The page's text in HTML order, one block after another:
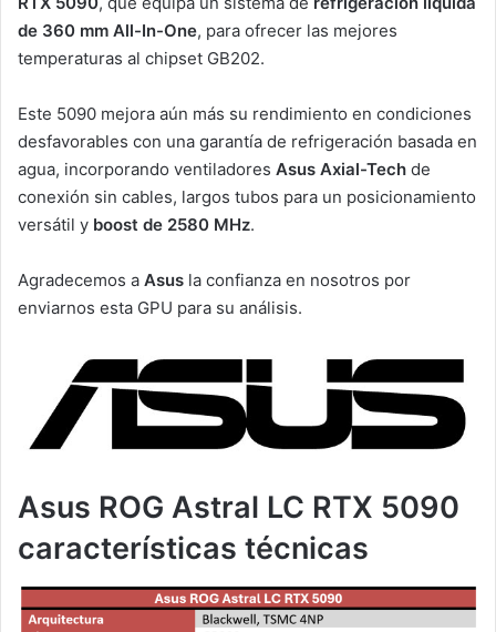
de 360 mm All-In-One, para ofrecer las mejores
temperaturas al chipset GB202.
Este 5090 mejora aún más su rendimiento en condiciones
desfavorables con una garantía de refrigeración basada en
agua, incorporando ventiladores Asus Axial-Tech de
conexión sin cables, largos tubos para un posicionamiento
versátil y boost de 2580 MHz.
Agradecemos a Asus la confianza en nosotros por
enviarnos esta GPU para su análisis.
Asus ROG Astral LC RTX 5090
características técnicas